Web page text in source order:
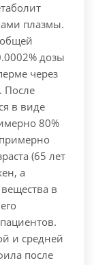
плазмы.
дозы
через
После
в виде
80%
(65 лет
а
в
и средней
после